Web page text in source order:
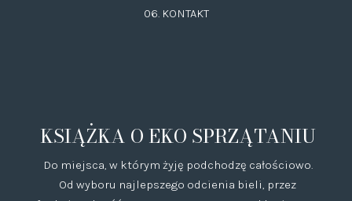
06. KONTAKT
KSIĄŻKA O EKO SPRZĄTANIU
Do miejsca, w którym żyję podchodzę całościowo.
Od wyboru najlepszego odcienia bieli, przez